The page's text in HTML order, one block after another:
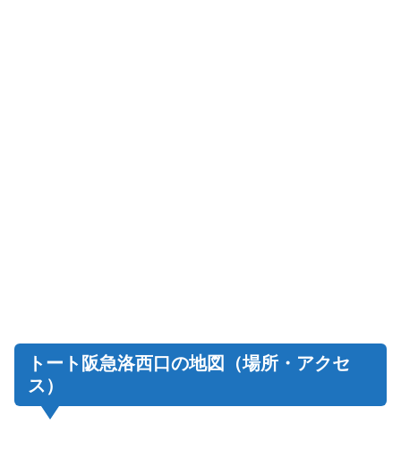
トート阪急洛西口の地図（場所・アクセ
ス）